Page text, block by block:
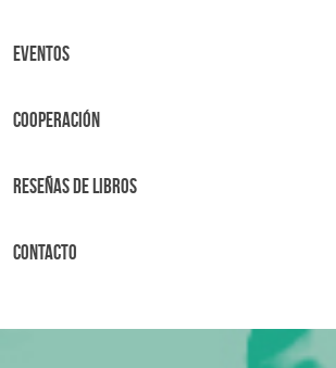
Eventos
Cooperación
Reseñas de libros
Contacto